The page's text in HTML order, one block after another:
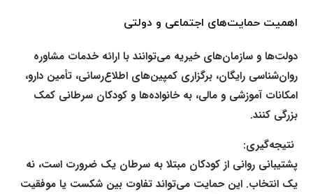
اهمیت حمایت‌های اجتماعی و دولتی
دولت‌ها و سازمان‌های خیریه می‌توانند با ارائه خدمات مشاوره
روان‌شناسی رایگان، برگزاری کمپین‌های اطلاع‌رسانی، تأمین دارو،
امکانات آموزشی و مالی، به خانواده‌ها و کودکان سرطانی کمک
بزرگی کنند.
نتیجه‌گیری:
پشتیبانی روانی از کودکان مبتلا به سرطان یک ضرورت است، نه
یک انتخاب. این حمایت می‌تواند تفاوت بین شکست یا موفقیت